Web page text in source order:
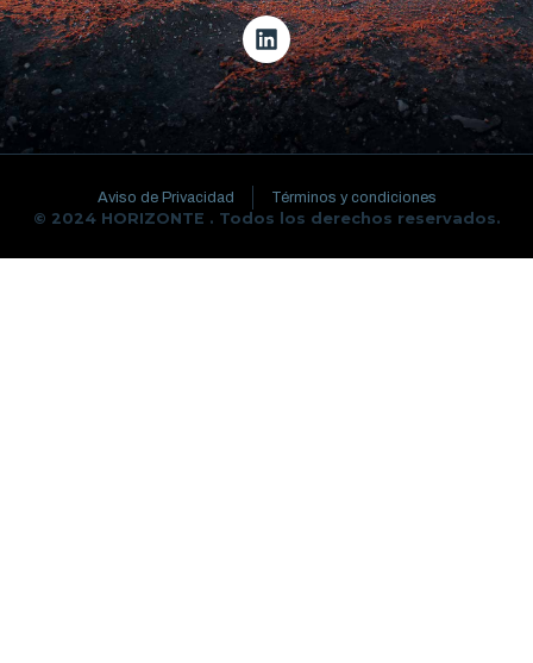
Aviso de Privacidad Términos y condiciones
© 2024 HORIZONTE . Todos los derechos reservados.